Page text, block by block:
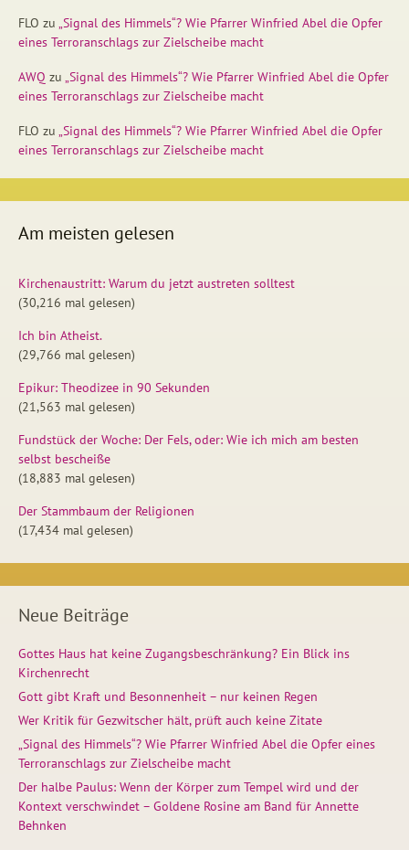
FLO zu „Signal des Himmels“? Wie Pfarrer Winfried Abel die Opfer
eines Terroranschlags zur Zielscheibe macht
AWQ zu „Signal des Himmels“? Wie Pfarrer Winfried Abel die Opfer
eines Terroranschlags zur Zielscheibe macht
FLO zu „Signal des Himmels“? Wie Pfarrer Winfried Abel die Opfer
eines Terroranschlags zur Zielscheibe macht
Am meisten gelesen
Kirchenaustritt: Warum du jetzt austreten solltest
(30,216 mal gelesen)
Ich bin Atheist.
(29,766 mal gelesen)
Epikur: Theodizee in 90 Sekunden
(21,563 mal gelesen)
Fundstück der Woche: Der Fels, oder: Wie ich mich am besten
selbst bescheiße
(18,883 mal gelesen)
Der Stammbaum der Religionen
(17,434 mal gelesen)
Neue Beiträge
Gottes Haus hat keine Zugangsbeschränkung? Ein Blick ins
Kirchenrecht
Gott gibt Kraft und Besonnenheit – nur keinen Regen
Wer Kritik für Gezwitscher hält, prüft auch keine Zitate
„Signal des Himmels“? Wie Pfarrer Winfried Abel die Opfer eines
Terroranschlags zur Zielscheibe macht
Der halbe Paulus: Wenn der Körper zum Tempel wird und der
Kontext verschwindet – Goldene Rosine am Band für Annette
Behnken